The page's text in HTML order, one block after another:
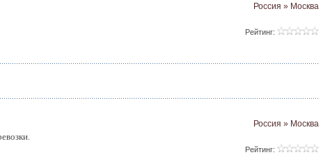
Россия » Москва
Рейтинг:
Россия » Москва
Рейтинг: